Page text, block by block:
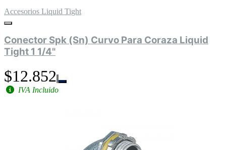
Accesorios Liquid Tight
Conector Spk (Sn) Curvo Para Coraza Liquid
Tight 1 1/4"
$12.852
IVA Incluido